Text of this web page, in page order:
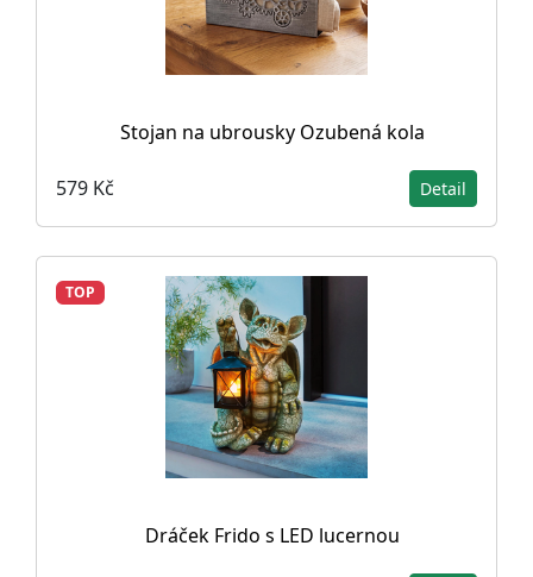
Stojan na ubrousky Ozubená kola
579 Kč Detail
TOP
Dráček Frido s LED lucernou